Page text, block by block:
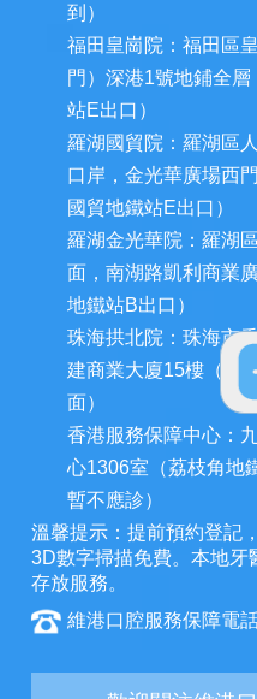
到）
福田皇崗院：福田區
門）深港1號地鋪全
站E出口）
羅湖國貿院：羅湖區
口岸，金光華廣場西
國貿地鐵站E出口）
羅湖金光華院：羅湖
面，南湖路凱利商業
地鐵站B出口）
珠海拱北院：珠海市
建商業大廈15樓（近
面）
香港服務保障中心：
心1306室（荔枝角地
暫不應診）
溫馨提示：提前預約登記
3D數字掃描免費。本地牙
存放服務。
維港口腔服務保障電